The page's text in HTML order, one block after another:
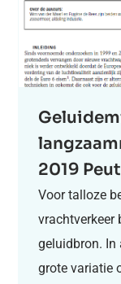
2019
Voor talloze
vrachtverkeer
geluidbron. In
grote variatie